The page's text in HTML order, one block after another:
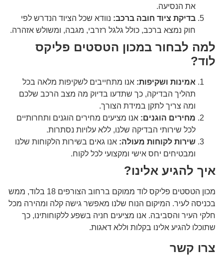
את הנסיעה.
בדיקת ציוד חובה ברכב: נוודא שכל הציוד הנדרש לפי
חוק נמצא ברכב, כולל גלגל רזרבי, מגבה, ומשולש אזהרה.
למה לבחור במכון הטסטים פליקס
לוד?
אמינות ושקיפות: אנו מתחייבים לשקיפות מלאה בכל
תהליך הבדיקה, כך שתדעו בדיוק מה מצב הרכב שלכם
ומה צריך לתקן במידת הצורך.
מחירים הוגנים: אנו מציעים מחירים הוגנים ותחרותיים
לכל שירותי הבדיקה שלנו, ללא עלויות נסתרות.
שירות לקוחות מעולה: אנו גאים בשירות הלקוחות שלנו
ומבטיחים יחס אישי ומקצועי לכל לקוח.
איך להגיע אלינו?
מכון הטסטים פליקס לוד ממוקם ברחוב הצורפים 18 בלוד, ממש
בכניסה לעיר. המיקום הנוח שלנו מאפשר גישה קלה ומהירה מכל
חלקי העיר והסביבה. אנו מציעים חניה בשפע ללקוחותינו, כך
שתוכלו להגיע אלינו בקלות וללא דאגות.
צרו קשר